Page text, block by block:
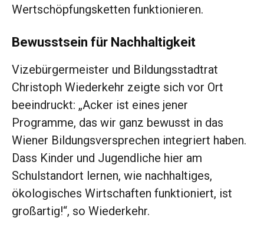
Wertschöpfungsketten funktionieren.
Bewusstsein für Nachhaltigkeit
Vizebürgermeister und Bildungsstadtrat
Christoph Wiederkehr zeigte sich vor Ort
beeindruckt: „Acker ist eines jener
Programme, das wir ganz bewusst in das
Wiener Bildungsversprechen integriert haben.
Dass Kinder und Jugendliche hier am
Schulstandort lernen, wie nachhaltiges,
ökologisches Wirtschaften funktioniert, ist
großartig!“, so Wiederkehr.